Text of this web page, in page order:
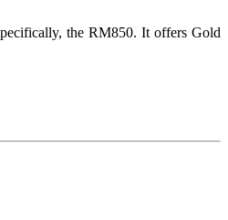
the RM850. It offers Gold